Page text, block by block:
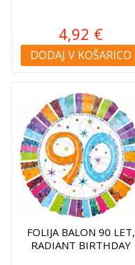
4,92 €
DODAJ V KOŠARICO
FOLIJA BALON 90 LET,
RADIANT BIRTHDAY